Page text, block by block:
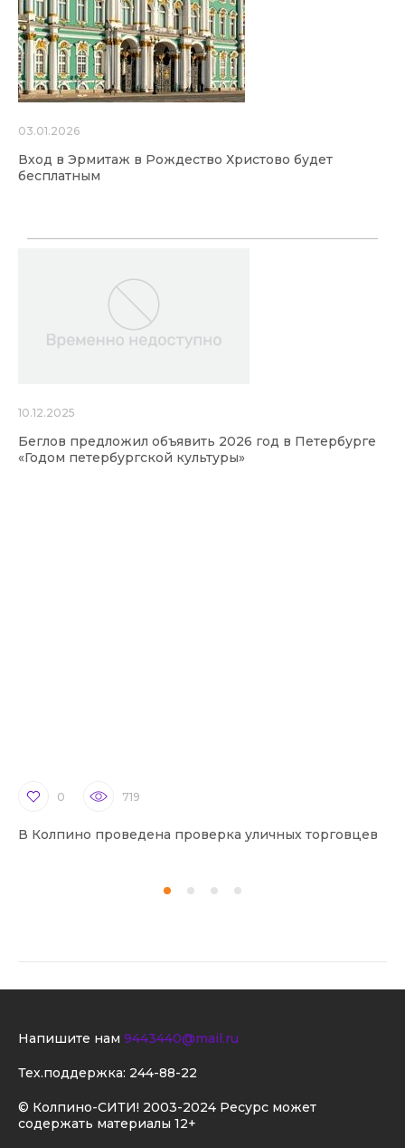
03.01.2026
Вход в Эрмитаж в Рождество Христово будет
бесплатным
10.12.2025
Беглов предложил объявить 2026 год в Петербурге
«Годом петербургской культуры»
0 719
В Колпино проведена проверка уличных торговцев
© Колпино-СИТИ! 2003-2024 Ресурс может
содержать материалы 12+
Напишите нам 9443440@mail.ru
Тех.поддержка: 244-88-22